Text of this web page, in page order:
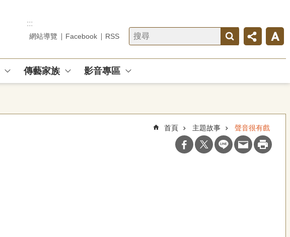
:::
網站導覽 Facebook RSS
傳藝家族 影音專區
首頁 主題故事 聲音很有戲